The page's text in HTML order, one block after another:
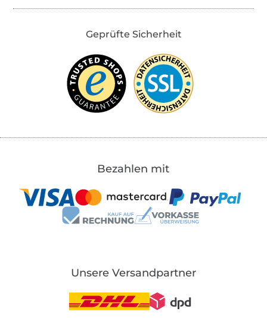
Geprüfte Sicherheit
Bezahlen mit
Unsere Versandpartner